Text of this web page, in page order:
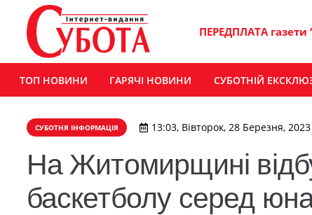
ПЕРЕДПЛАТА газети
ТОП НОВИНИ ГАРЯЧІ НОВИНИ СУБОТНІЙ
СУБОТНЯ ІНФОРМАЦІЯ 13:03, Вівторок, 28 Березня, 2023
На Житомирщині
баскетболу серед